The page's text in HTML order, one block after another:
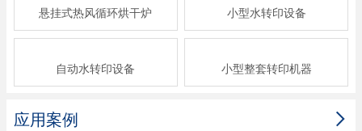
悬挂式热风循环烘干炉 小型水转印设备
自动水转印设备 小型整套转印机器

应用案例